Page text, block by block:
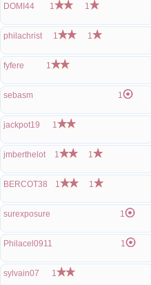
DOMI44 1 1
philachrist 1 1
fyfere 1
sebasm 1
jackpot19 1
jmberthelot 1 1
BERCOT38 1 1
surexposure 1
Philacel0911 1
sylvain07 1